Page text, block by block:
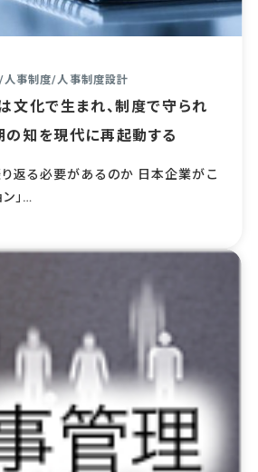
人事制度/人事制度設計
文化で生まれ、制度で守られ
知を現代に再起動する
返る必要があるのか 日本企業がこ
」…